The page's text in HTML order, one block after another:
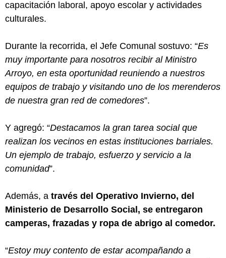
capacitación laboral, apoyo escolar y actividades
culturales.
Durante la recorrida, el Jefe Comunal sostuvo: “Es
muy importante para nosotros recibir al Ministro
Arroyo, en esta oportunidad reuniendo a nuestros
equipos de trabajo y visitando uno de los merenderos
de nuestra gran red de comedores”.
Y agregó: “Destacamos la gran tarea social que
realizan los vecinos en estas instituciones barriales.
Un ejemplo de trabajo, esfuerzo y servicio a la
comunidad”.
Además, a través del Operativo Invierno, del
Ministerio de Desarrollo Social, se entregaron
camperas, frazadas y ropa de abrigo al comedor.
“Estoy muy contento de estar acompañando a